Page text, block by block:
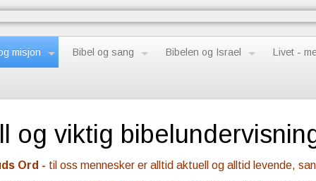
misjon Bibel og sang Bibelen og Israel Livet -
og viktig
Ord - til oss mennesker er alltid aktuell og alltid levende,